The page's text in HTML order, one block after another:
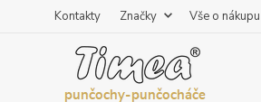
Kontakty Značky Vše o nákupu